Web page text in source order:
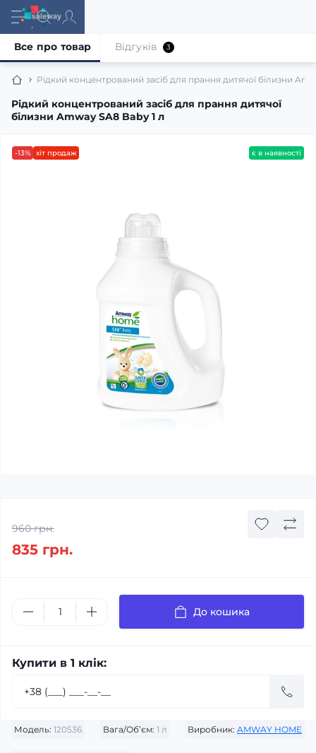
Рідкий концентрований засіб для прання дитячої білизни
Рідкий концентрований засіб для прання дитячої
білизни Amway SA8 Baby 1 л
Все про товар Відгуків 3
-13% хіт продаж є в наявності
Модель: 120536 Вага/Об’єм: 1 л Виробник: AMWAY HOME
960 грн.
835 грн.
До кошика
Купити в 1 клік: